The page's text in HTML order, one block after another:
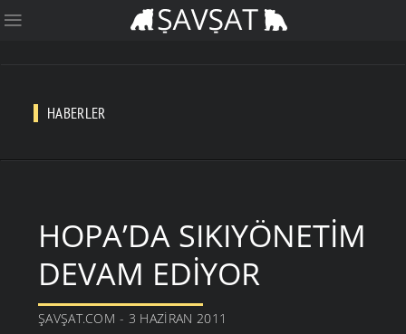
HABERLER
HOPA’DA SIKIYÖNETIM
DEVAM EDIYOR
ŞAVŞAT.COM - 3 HAZIRAN 2011